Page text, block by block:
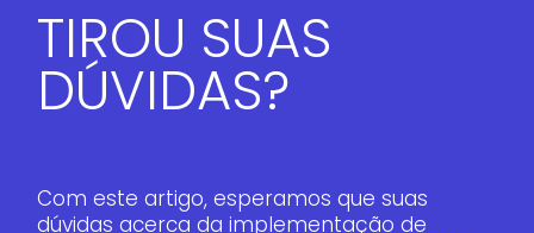
TIROU SUAS
DÚVIDAS?
Com este artigo, esperamos que suas
dúvidas acerca da implementação de